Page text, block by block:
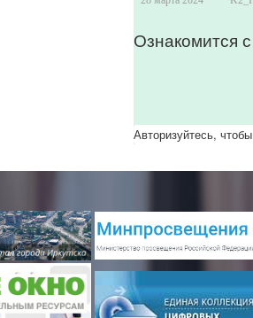
Ознакомится
Авторизуйтесь,